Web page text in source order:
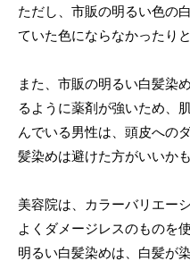
ただし、市販の明るい色の
ていた色にならなかったり
また、市販の明るい白髪染
るように薬剤が強いため、
んでいる男性は、頭皮への
髪染めは避けた方がいいか
美容院は、カラーバリエー
よくダメージレスのものを
明るい白髪染めは、白髪が